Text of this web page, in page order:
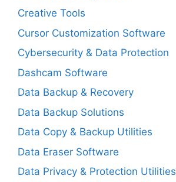
Creative Tools
Cursor Customization Software
Cybersecurity & Data Protection
Dashcam Software
Data Backup & Recovery
Data Backup Solutions
Data Copy & Backup Utilities
Data Eraser Software
Data Privacy & Protection Utilities